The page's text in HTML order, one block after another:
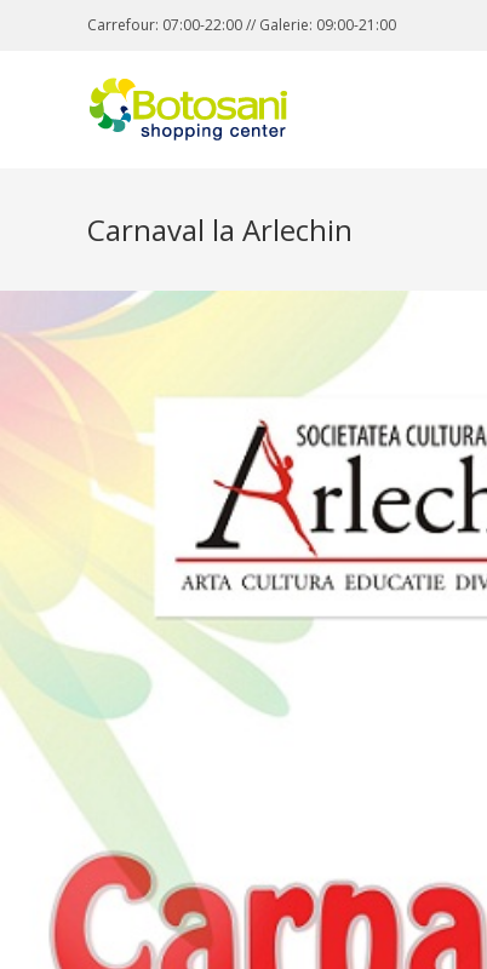
Carrefour: 07:00-22:00 // Galerie: 09:00-21:00
Carnaval la Arlechin